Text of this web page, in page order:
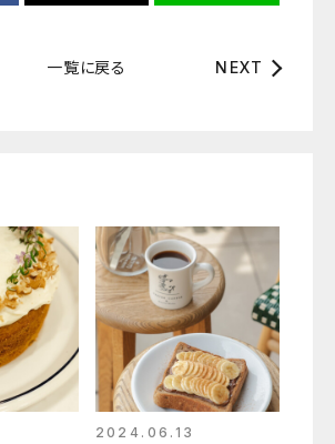
一覧に戻る NEXT
2024.06.13